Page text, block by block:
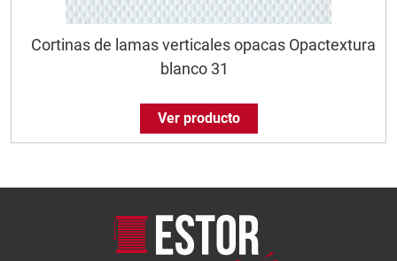
Cortinas de lamas verticales opacas Opactextura
blanco 31
Ver producto